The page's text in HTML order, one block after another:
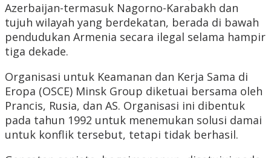
Azerbaijan-termasuk Nagorno-Karabakh dan
tujuh wilayah yang berdekatan, berada di bawah
pendudukan Armenia secara ilegal selama hampir
tiga dekade.
Organisasi untuk Keamanan dan Kerja Sama di
Eropa (OSCE) Minsk Group diketuai bersama oleh
Prancis, Rusia, dan AS. Organisasi ini dibentuk
pada tahun 1992 untuk menemukan solusi damai
untuk konflik tersebut, tetapi tidak berhasil.